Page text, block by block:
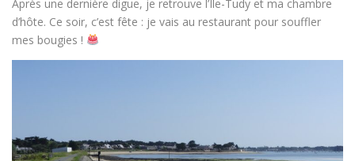
Après une dernière digue, je retrouve l’Île-Tudy et ma chambre
d’hôte. Ce soir, c’est fête : je vais au restaurant pour souffler
mes bougies !